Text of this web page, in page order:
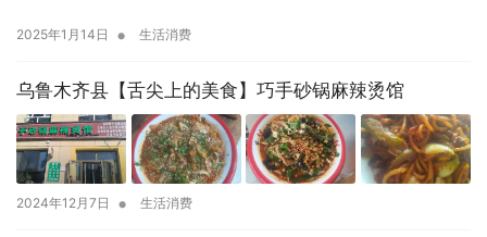
2025年1月14日 • 生活消费
乌鲁木齐县【舌尖上的美食】巧手砂锅麻辣烫馆
2024年12月7日 • 生活消费